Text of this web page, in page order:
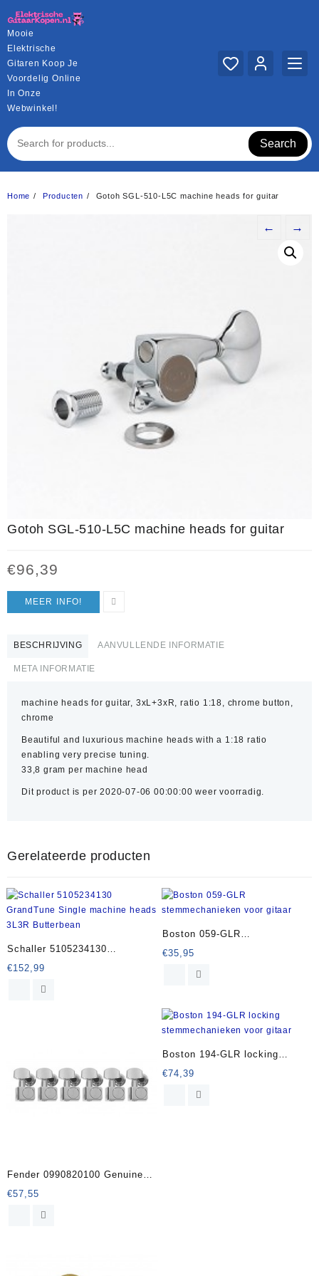
naar
de
inhoud
Mooie
Elektrische
Gitaren Koop Je
Voordelig Online
In Onze
Webwinkel!
Search
Home Producten Gotoh SGL-510-L5C machine heads for guitar
← →
Gotoh SGL-510-L5C machine heads for guitar
€96,39
MEER INFO!
BESCHRIJVING AANVULLENDE INFORMATIE
META INFORMATIE
machine heads for guitar, 3xL+3xR, ratio 1:18, chrome button,
chrome
Beautiful and luxurious machine heads with a 1:18 ratio
enabling very precise tuning.
33,8 gram per machine head
Dit product is per 2020-07-06 00:00:00 weer voorradig.
Gerelateerde producten
Schaller 5105234130
GrandTune Single machine
heads 3L3R Butterbean
€152,99
Boston 059-GLR
stemmechanieken voor gitaar
€35,95
Fender 0990820100 Genuine
Replacement Part machine
€57,55
Boston 194-GLR locking
stemmechanieken voor gitaar
€74,39